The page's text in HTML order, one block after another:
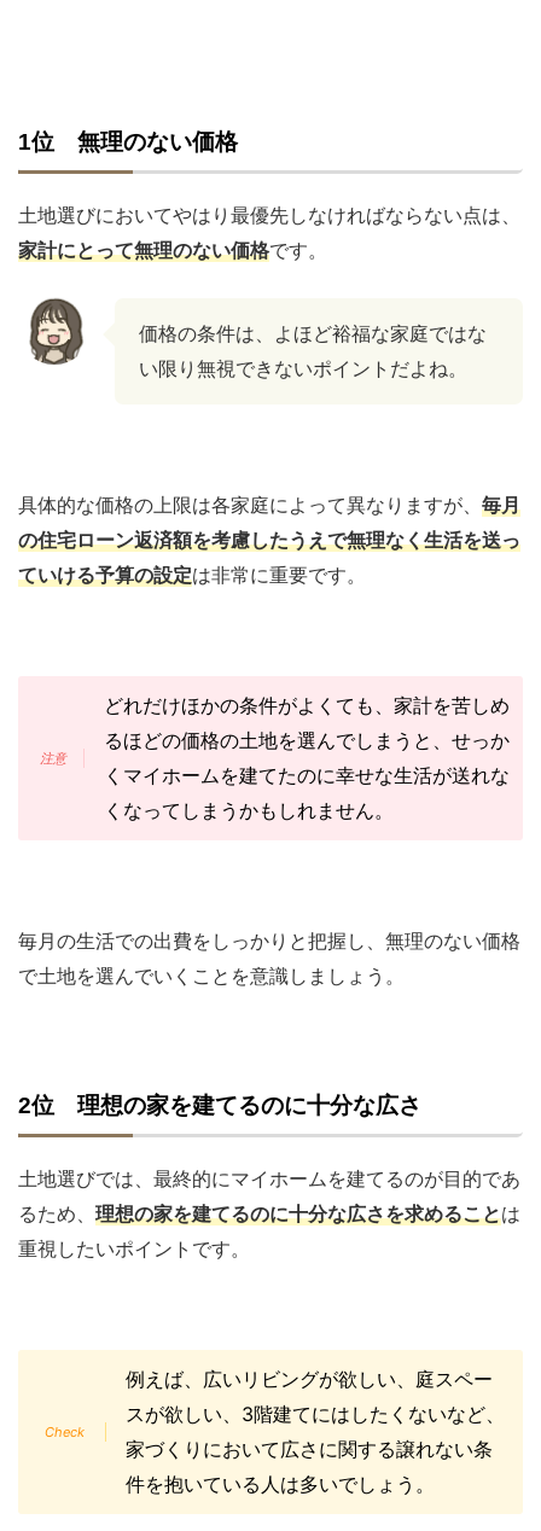
1位 無理のない価格
土地選びにおいてやはり最優先しなければならない点は、
家計にとって無理のない価格です。
価格の条件は、よほど裕福な家庭ではな
い限り無視できないポイントだよね。
具体的な価格の上限は各家庭によって異なりますが、 毎月
の住宅ローン返済額を考慮したうえで無理なく生活を送っ
ていける予算の設定は非常に重要です。
どれだけほかの条件がよくても、家計を苦しめ
るほどの価格の土地を選んでしまうと、せっか
くマイホームを建てたのに幸せな生活が送れな
くなってしまうかもしれません。
毎月の生活での出費をしっかりと把握し、無理のない価格
で土地を選んでいくことを意識しましょう。
2位 理想の家を建てるのに十分な広さ
土地選びでは、最終的にマイホームを建てるのが目的であ
るため、 理想の家を建てるのに十分な広さを求めることは
重視したいポイントです。
例えば、広いリビングが欲しい、庭スペー
スが欲しい、3階建てにはしたくないなど、
家づくりにおいて広さに関する譲れない条
件を抱いている人は多いでしょう。